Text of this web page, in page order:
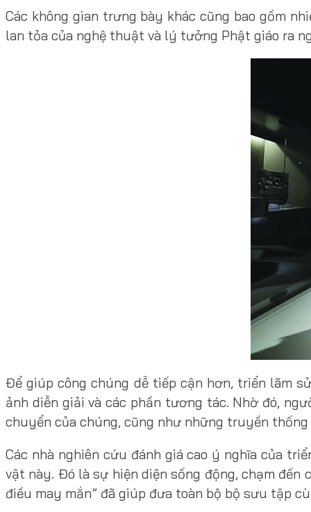
Các không gian trưng bày khác cũng bao gồm
lan tỏa của nghệ thuật và lý tưởng Phật giáo ra
Để giúp công chúng dễ tiếp cận hơn, triển lãm
ảnh diễn giải và các phần tương tác. Nhờ đó,
chuyển của chúng, cũng như những truyền
Các nhà nghiên cứu đánh giá cao ý nghĩa của
vật này. Đó là sự hiện diện sống động, chạm đến
điều may mắn” đã giúp đưa toàn bộ bộ sưu tập